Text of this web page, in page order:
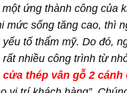
một ứng thành công của
mức sống tăng cao, thì
tố thẩm mỹ. Do đó,
nhiều công trình từ
cửa thép vân gỗ 2 cánh